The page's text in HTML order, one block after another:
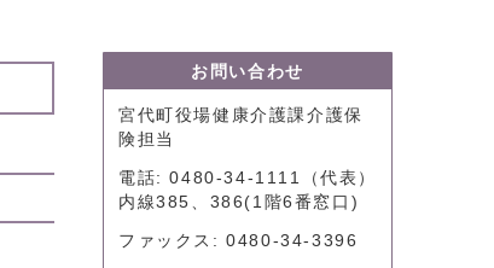
お問い合わせ
宮代町役場健康介護課介護保
険担当
電話: 0480-34-1111（代表）
内線385、386(1階6番窓口)
ファックス: 0480-34-3396